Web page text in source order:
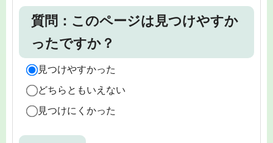
質問：このページは見つけやすか
ったですか？
見つけやすかった
どちらともいえない
見つけにくかった